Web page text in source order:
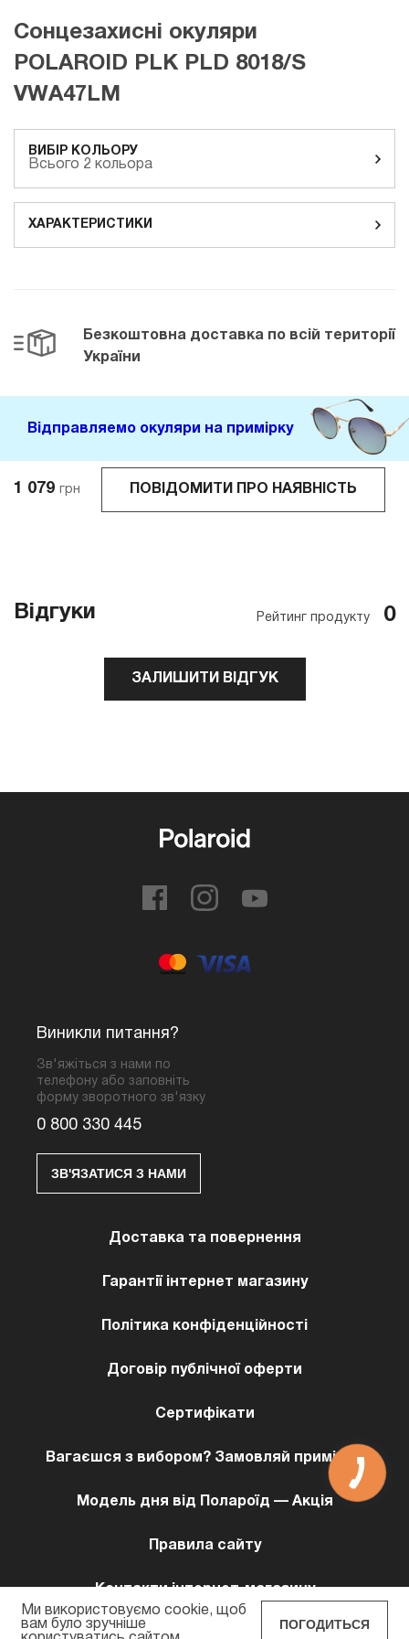
Сонцезахисні окуляри
POLAROID PLK PLD 8018/S
VWA47LM
ВИБІР КОЛЬОРУ
Всього 2 кольора
ХАРАКТЕРИСТИКИ
1 079 грн ПОВІДОМИТИ ПРО НАЯВНІСТЬ
Безкоштовна доставка по всій території
України
Відправляемо окуляри на примірку
Відгуки Рейтинг продукту 0
ЗАЛИШИТИ ВІДГУК
Виникли питання?
Зв'яжіться з нами по
телефону або заповніть
форму зворотного зв'язку
0 800 330 445
ЗВ'ЯЗАТИСЯ З НАМИ
Доставка та повернення
Гарантії інтернет магазину
Політика конфіденційності
Договір публічної оферти
Сертифікати
Вагаєшся з вибором? Замовляй примірку!
Модель дня від Полароїд — Акція
Правила сайту
Контакти інтернет-магазину
Ми використовуємо cookie, щоб
вам було зручніше
ПОГОДИТЬСЯ